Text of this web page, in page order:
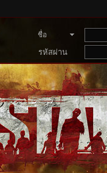
ชื่อ
สมาชิก
รหัสผ่าน